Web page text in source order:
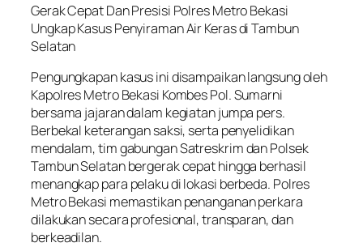
Gerak Cepat Dan Presisi Polres Metro Bekasi
Ungkap Kasus Penyiraman Air Keras di Tambun
Selatan
Pengungkapan kasus ini disampaikan langsung oleh
Kapolres Metro Bekasi Kombes Pol. Sumarni
bersama jajaran dalam kegiatan jumpa pers.
Berbekal keterangan saksi, serta penyelidikan
mendalam, tim gabungan Satreskrim dan Polsek
Tambun Selatan bergerak cepat hingga berhasil
menangkap para pelaku di lokasi berbeda. Polres
Metro Bekasi memastikan penanganan perkara
dilakukan secara profesional, transparan, dan
berkeadilan.